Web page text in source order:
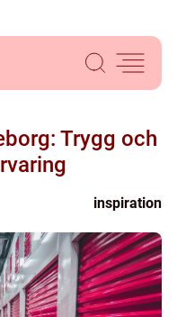
Trygg och
inspiration